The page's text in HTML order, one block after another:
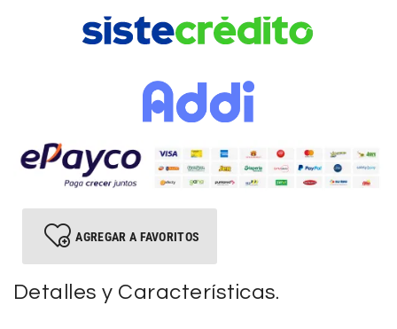
AGREGAR A FAVORITOS
Detalles y Características.